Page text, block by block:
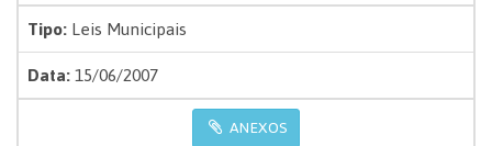
Tipo:Leis Municipais
Data:15/06/2007
ANEXOS